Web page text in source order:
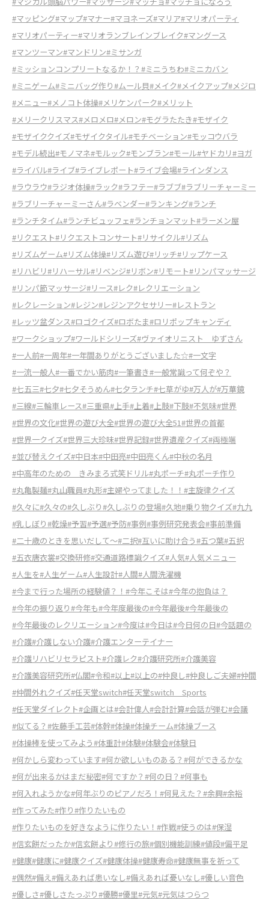
#マッピング#マップ#マナー#マヨネーズ#マリア#マリオパーティ
#マリオパーティー#マリオランブレインブレイク#マングース
#マンツーマン#マンドリン#ミサンガ
#ミッションコンプリートなるか！？ #ミニうちわ#ミニカバン
#ミニゲーム#ミニバッグ作り#ムール貝#メイク#メイクアップ#メジロ
#メニュー#メノコト体操#メリケンパーク#メリット
#メリークリスマス#メロメロ#メロン#モグラたたき#モザイク
#モザイククイズ#モザイクタイル#モチベーション#モッコウバラ
#モデル続出#モノマネ#モルック#モンブラン#モール#ヤドカリ#ヨガ
#ライバル#ライブ#ライブレポート#ライブ会場#ラインダンス
#ラウラウ#ラジオ体操#ラック#ラフテー#ラブブ#ラブリーチャーミー
#ラブリーチャーミーさん#ラベンダー#ランキング#ランチ
#ランチタイム#ランチビュッフェ#ランチョンマット#ラーメン屋
#リクエスト#リクエストコンサート#リサイクル#リズム
#リズムゲーム#リズム体操#リズム遊び#リッチ#リップケース
#リハビリ#リハーサル#リベンジ#リボン#リモート#リンパマッサージ
#リンパ節マッサージ#リース#レク#レクリエーション
#レクレーション#レジン#レジンアクセサリー#レストラン
#レッツ盆ダンス#ロゴクイズ#ロボたま#ロリポップキャンディ
#ワークショップ#ワールドシリーズ#ヴァイオリニスト ゆずさん
#一人前#一周年#一年間ありがとうございました☆#一文字
#一流一般人#一番でかい筋肉#一筆書き#一般常識って何ぞや？
#七五三#七夕#七夕そうめん#七夕ランチ#七草がゆ#万人が#万華鏡
#三線#三輪車レース#三重県#上手#上着#上肢#下肢#不気味#世界
#世界の文化#世界の遊び大全#世界の遊び大全51#世界の首都
#世界一クイズ#世界三大珍味#世界記録#世界遺産クイズ#両極端
#並び替えクイズ#中日本#中田亮#中田亮くん#中秋の名月
#中高年のための きみまろ式笑ドリル#丸ポーチ#丸ポーチ作り
#丸亀製麺#丸山職員#丸形#主婦やってました！！ #主旋律クイズ
#久々に#久々の#久しぶり#久しぶりの登場#久地#乗り物クイズ#九九
#乳しぼり#乾燥#予習#予選#予防#事例#事例研究発表会#事前準備
#二十歳のときを思いだして～#二択#互いに助け合う#五つ葉#五択
#五衣唐衣裳#交換研修#交通道路標識クイズ#人気#人気メニュー
#人生を#人生ゲーム#人生設計#人間#人間洗濯機
#今まで行った場所の経験値？！ #今年こそは#今年の抱負は？
#今年の振り返り#今年も#今年度最後の#今年最後#今年最後の
#今年最後のレクリエーション#今度は#今日は#今日何の日#今話題の
#介護#介護しない介護#介護エンターテイナー
#介護リハビリセラピスト#介護レク#介護研究所#介護美容
#介護美容研究所#仏閣#令和#以上#以上の#仲良し#仲良しご夫婦#仲間
#仲間外れクイズ#任天堂switch#任天堂switch Sports
#任天堂ダイレクト#企画とは#会計偉人#会計計算#会話が弾む#会議
#似てる？ #佐藤手工芸#体幹#体操#体操チーム#体操ブース
#体操棒を使ってみよう#体重計#体験#体験会#体験日
#何かしら変わっています#何か欲しいものある？ #何ができるかな
#何が出来るかはまだ秘密#何ですか？ #何の日？ #何事も
#何入れようかな#何年ぶりのピアノだろ！ #何見えた？ #余興#余裕
#作ってみた#作り#作りたいもの
#作りたいものを好きなように作りたい！ #作戦#使うのは#保湿
#信玄餅だったか#信玄餅より#修行の旅#個別機能訓練#値段#偏平足
#健康#健康に#健康クイズ#健康体操#健康寿命#健康無事を祈って
#偶然#備え#備えあれば患いなし#備えあれば憂いなし#優しい音色
#優しさ#優しさたっぷり#優勝#優里#元気#元気はつらつ